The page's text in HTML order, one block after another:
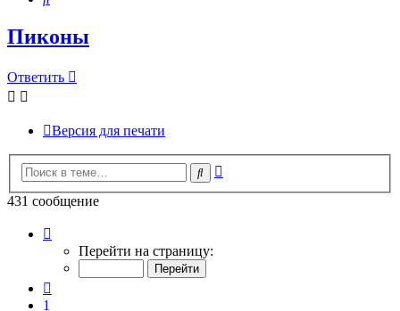
Пиконы
Ответить
Версия для печати
Поиск
431 сообщение
25
Перейти на страницу:
1